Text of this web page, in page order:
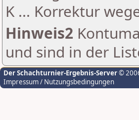
K ... Korrektur
Hinweis2
und sind in der
Der Schachturnier-Ergebnis-Server©
Impressum / Nutzungsbedingungen